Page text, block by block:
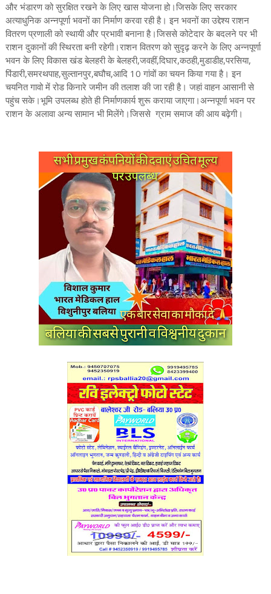
और भंडारण को सुरक्षित रखने के लिए खास योजना हो।जिसके लिए सरकार
अत्याधुनिक अन्नपूर्णा भवनों का निर्माण करवा रही है। इन भवनों का उद्देश्य राशन
वितरण प्रणाली को स्थायी और प्रभावी बनाना है।जिससे कोटेदार के बदलने पर भी
राशन दुकानों की स्थिरता बनी रहेगी।राशन वितरण को सुदृढ़ करने के लिए अन्नपूर्णा
भवन के लिए विकास खंड बेलहरी के बेलहरी,जवहीं,दिघार,कठही,मुडाडीह,परसिया,
पिंडारी,समरथपाह,सुल्तानपुर,बघौच,आदि 10 गांवों का चयन किया गया है। इन
चयनित गावो में रोड किनारे जमीन की तलाश की जा रही है। जहां वाहन आसानी से
पहुंच सके।भूमि उपलब्ध होते ही निर्माणकार्य शुरू कराया जाएगा।अन्नपूर्णा भवन पर
राशन के अलावा अन्य सामान भी मिलेंगे।जिससे ग्राम समाज की आय बढ़ेगी।